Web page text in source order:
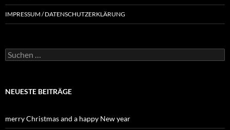
IMPRESSUM / DATENSCHUTZERKLÄRUNG
NEUESTE BEITRÄGE
merry Christmas and a happy New year